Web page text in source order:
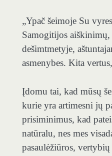
„Ypač šeimoje Su
Samogitijos aiškinimų,
dešimtmetyje,
asmenybes. Kita
Įdomu tai, kad mūsų
kurie yra artimesni jų
prisiminimus, kad
natūralu, nes mes
pasaulėžiūros,